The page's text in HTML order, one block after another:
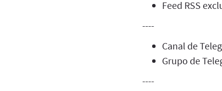
Feed RSS
----
Canal de
Grupo de
----